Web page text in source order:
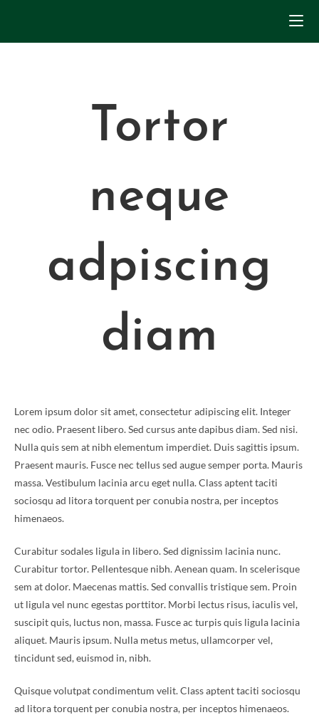
springen
Tortor
neque
adpiscing
diam
Lorem ipsum dolor sit amet, consectetur adipiscing elit. Integer
nec odio. Praesent libero. Sed cursus ante dapibus diam. Sed nisi.
Nulla quis sem at nibh elementum imperdiet. Duis sagittis ipsum.
Praesent mauris. Fusce nec tellus sed augue semper porta. Mauris
massa. Vestibulum lacinia arcu eget nulla. Class aptent taciti
sociosqu ad litora torquent per conubia nostra, per inceptos
himenaeos.
Curabitur sodales ligula in libero. Sed dignissim lacinia nunc.
Curabitur tortor. Pellentesque nibh. Aenean quam. In scelerisque
sem at dolor. Maecenas mattis. Sed convallis tristique sem. Proin
ut ligula vel nunc egestas porttitor. Morbi lectus risus, iaculis vel,
suscipit quis, luctus non, massa. Fusce ac turpis quis ligula lacinia
aliquet. Mauris ipsum. Nulla metus metus, ullamcorper vel,
tincidunt sed, euismod in, nibh.
Quisque volutpat condimentum velit. Class aptent taciti sociosqu
ad litora torquent per conubia nostra, per inceptos himenaeos.